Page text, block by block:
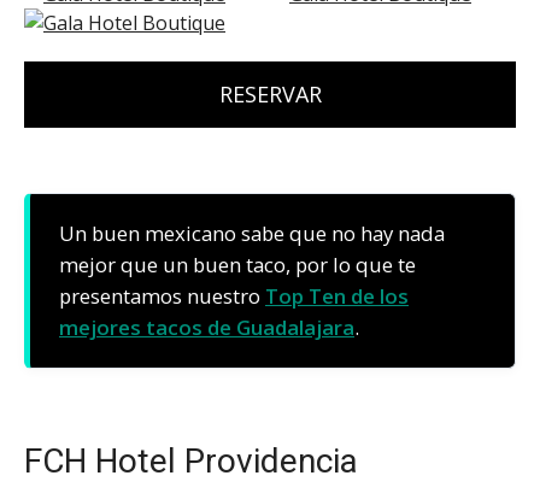
RESERVAR
Un buen mexicano sabe que no hay nada
mejor que un buen taco, por lo que te
presentamos nuestro Top Ten de los
mejores tacos de Guadalajara.
FCH Hotel Providencia